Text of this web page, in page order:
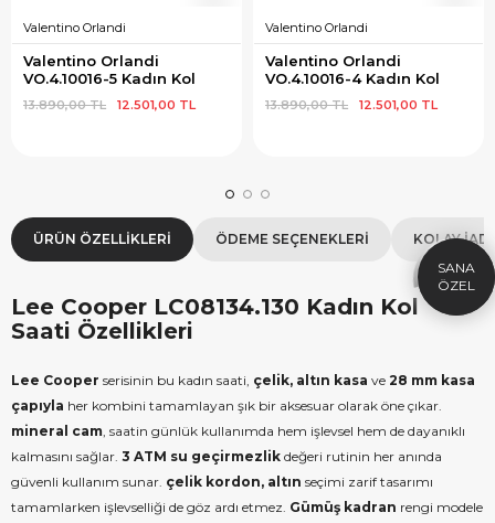
Valentino Orlandi
Valentino Orlandi
VO.4.10016-5 Kadın Kol
Saati
12.501,00 TL
13.890,00 TL
Valentino Orlandi
Valentino Orlandi
VO.4.10016-4 Kadın Kol
Saati
12.501,00 TL
13.890,00 TL
ÜRÜN ÖZELLIKLERI ÖDEME SEÇENEKLERI KOLAY
Lee Cooper LC08134.130 Kadın Kol
Saati Özellikleri
Lee Cooper serisinin bu kadın saati, çelik, altın kasa ve 28 mm kasa
çapıyla her kombini tamamlayan şık bir aksesuar olarak öne çıkar.
mineral cam, saatin günlük kullanımda hem işlevsel hem de dayanıklı
kalmasını sağlar. 3 ATM su geçirmezlik değeri rutinin her anında
güvenli kullanım sunar. çelik kordon, altın seçimi zarif tasarımı
tamamlarken işlevselliği de göz ardı etmez. Gümüş kadran rengi modele
HEDIYE
ÇEKI
10000tl Üzeri Alışverişe özel
FIRSAT1000
KOPYALA